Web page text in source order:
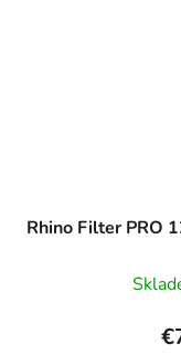
Rhino Filter PRO